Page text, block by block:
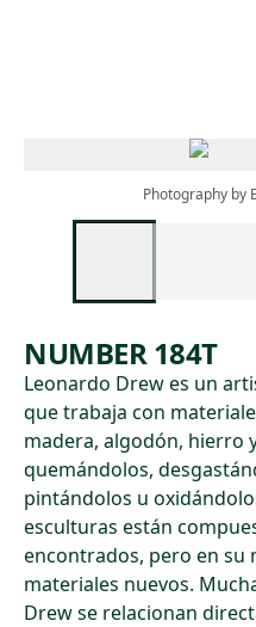
Photography by
NUMBER 184T
Leonardo Drew es un
que trabaja con
madera, algodón, hierro
quemándolos,
pintándolos u
esculturas están
encontrados, pero en su
materiales nuevos.
Drew se relacionan